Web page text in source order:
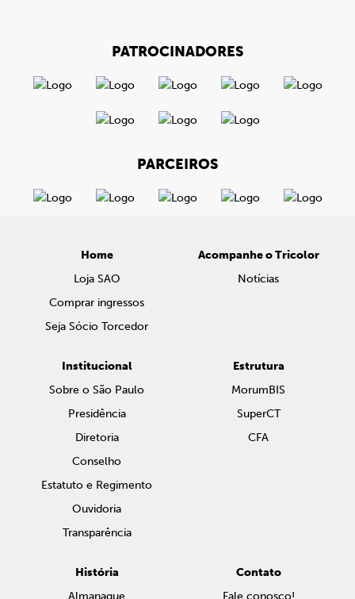
PATROCINADORES
PARCEIROS
Home
Loja SAO
Comprar ingressos
Seja Sócio Torcedor
Acompanhe o Tricolor
Notícias
Institucional
Sobre o São Paulo
Presidência
Diretoria
Conselho
Estatuto e Regimento
Ouvidoria
Transparência
Estrutura
MorumBIS
SuperCT
CFA
História
Almanaque
Contato
Fale conosco!